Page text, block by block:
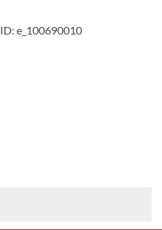
ID: e_100690010